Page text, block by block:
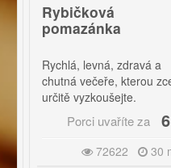
Rybičková
pomazánka
Rychlá, levná, zdravá a
chutná večeře, kterou zcela
určitě vyzkoušejte.
Porci uvaříte za 6 Kč
72622 30 minut